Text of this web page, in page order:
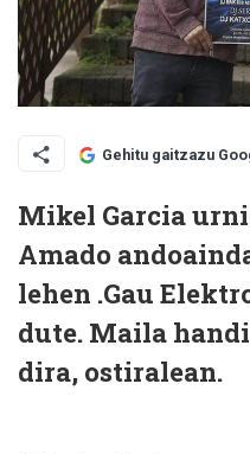
Gehitu gaitzazu
Mikel Garcia
Amado
lehen .Gau
dute. Maila
dira, ostiralean.